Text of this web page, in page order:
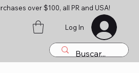
over $100, all PR and USA!
Log In